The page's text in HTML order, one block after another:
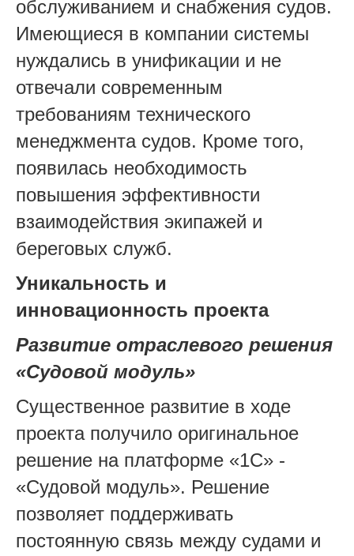
обслуживанием и снабжения судов.
Имеющиеся в компании системы
нуждались в унификации и не
отвечали современным
требованиям технического
менеджмента судов. Кроме того,
появилась необходимость
повышения эффективности
взаимодействия экипажей и
береговых служб.
Уникальность и
инновационность проекта
Развитие отраслевого решения
«Судовой модуль»
Существенное развитие в ходе
проекта получило оригинальное
решение на платформе «1С» -
«Судовой модуль». Решение
позволяет поддерживать
постоянную связь между судами и